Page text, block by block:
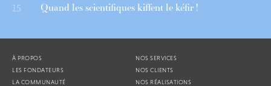
15 Quand les scientifiques kiffent le kéfir !
À PROPOS
LES FONDATEURS
LA COMMUNAUTÉ
NOS SERVICES
NOS CLIENTS
NOS RÉALISATIONS